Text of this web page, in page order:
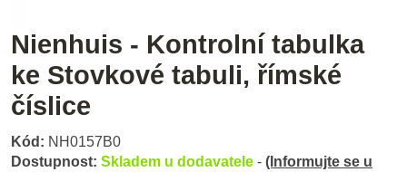
Nienhuis - Kontrolní tabulka
ke Stovkové tabuli, římské
číslice
Kód: NH0157B0
Dostupnost: Skladem u dodavatele - (Informujte se u